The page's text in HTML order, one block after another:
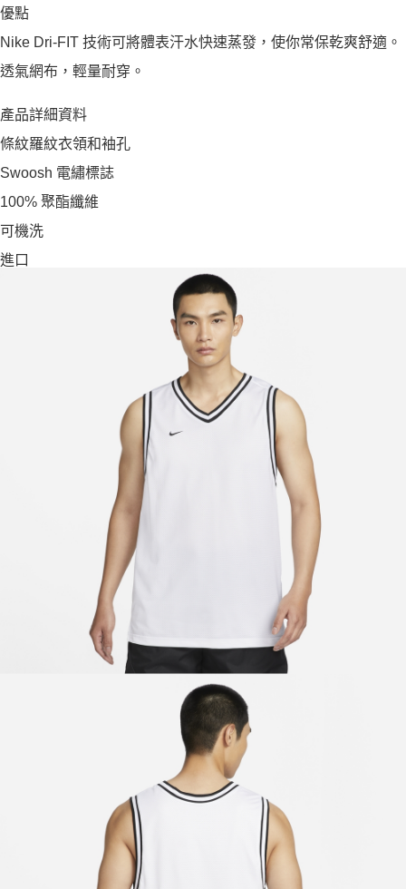
優點
Nike Dri-FIT 技術可將體表汗水快速蒸發，使你常保乾爽舒適。
透氣網布，輕量耐穿。
產品詳細資料
條紋羅紋衣領和袖孔
Swoosh 電繡標誌
100% 聚酯纖維
可機洗
進口